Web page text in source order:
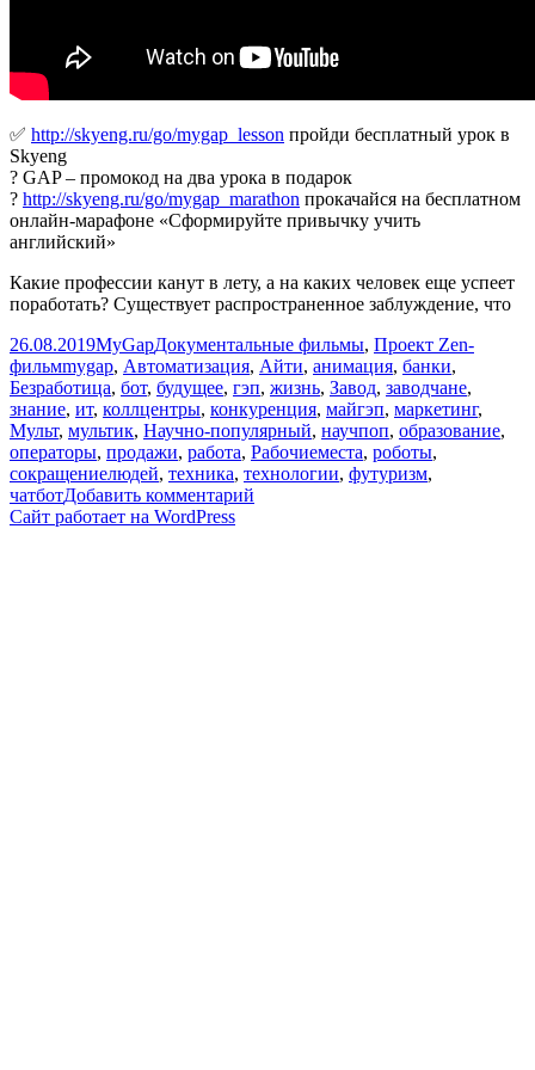
✅ http://skyeng.ru/go/mygap_lesson пройди бесплатный урок в
Skyeng
? GAP – промокод на два урока в подарок
? http://skyeng.ru/go/mygap_marathon прокачайся на бесплатном
онлайн-марафоне «Сформируйте привычку учить
английский»
Какие профессии канут в лету, а на каких человек еще успеет
поработать? Существует распространенное заблуждение, что
Опубликовано
26.08.2019Автор
MyGapРубрики
Документальные фильмы, Проект Zen-
фильмМетки
mygap, Автоматизация, Айти, анимация, банки,
Безработица, бот, будущее, гэп, жизнь, Завод, заводчане,
знание, ит, коллцентры, конкуренция, майгэп, маркетинг,
Мульт, мультик, Научно-популярный, научпоп, образование,
операторы, продажи, работа, Рабочиеместа, роботы,
сокращениелюдей, техника, технологии, футуризм,
чатботДобавить комментарий
Сайт работает на WordPress